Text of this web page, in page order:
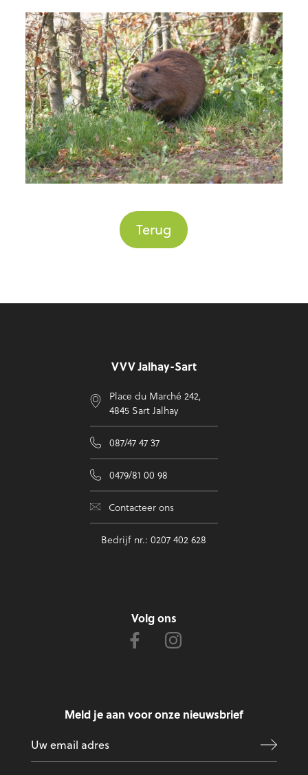
Terug
VVV Jalhay-Sart
Place du Marché 242,
4845 Sart Jalhay
087/47 47 37
0479/81 00 98
Contacteer ons
Bedrijf nr.: 0207 402 628
Volg ons
Meld je aan voor onze nieuwsbrief